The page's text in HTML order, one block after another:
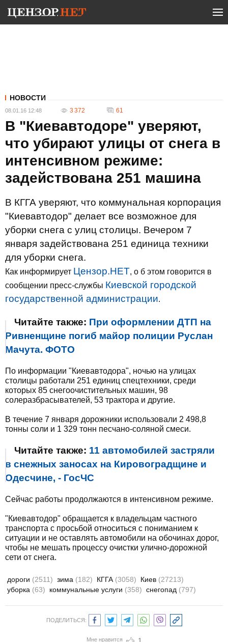
НОВОСТИ
08.01.16 12:48 3 372 61
В "Киевавтодоре" уверяют,
что убирают улицы от снега в
интенсивном режиме:
задействована 251 машина
В КГГА уверяют, что коммунальная корпорация
"Киевавтодор" делает все возможное для
уборки снега с улиц столицы. Вечером 7
января задействована 251 единица техники
для уборки снега.
Как информирует Цензор.НЕТ, о б этом говорится в
сообщении пресс-службы Киевской городской
государственной администрации.
Читайте также: При оформлении ДТП на
Ривненщине погиб майор полиции Руслан
Мачута. ФОТО
По информации "Киевавтодора", ночью на улицах
столицы работали 251 единиц спецтехники, среди
которых 85 снегоочистительных машин, 98
солеразбрасывателей, 53 трактора и другие.
В течение 7 января дорожники использовали 2 498,8
тонны соли и 1 329 тонн песчано-соляной смеси.
Читайте также: 11 автомобилей застряли
в снежных заносах на Кировоградщине и
Одесчине, - ГосЧС
Сейчас работы продолжаются в интенсивном режиме.
"Киевавтодор" обращается к владельцам частного
транспорта с просьбой относиться с пониманием к
ситуации и не оставлять автомобили на обочинах дорог,
чтобы не мешать процессу очистки улично-дорожной
сети от снега.
дороги (2511) зима (182) КГГА (3058) Киев (27213)
уборка (63) коммунальные услуги (358) снегопад (797)
ПОДЕЛИТЬСЯ:
Мне нравится